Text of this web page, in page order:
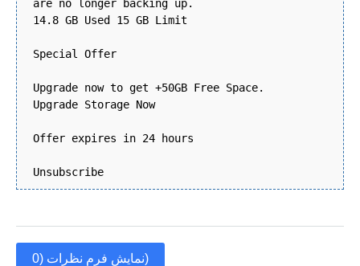
are no longer backing up.
14.8 GB Used 15 GB Limit
Special Offer
Upgrade now to get +50GB Free Space.
Upgrade Storage Now
Offer expires in 24 hours
Unsubscribe
نمایش فرم نظرات (0)